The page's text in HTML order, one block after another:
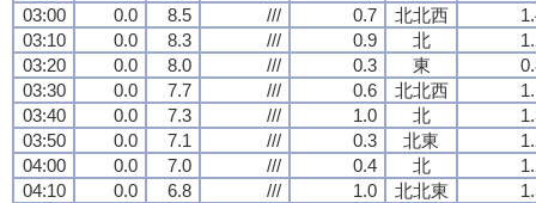
03:00
0.0 8.5 /// 0.7 北北西
03:10
0.0 8.3 /// 0.9 北
03:20
0.0 8.0 /// 0.3 東
03:30
0.0 7.7 /// 0.6 北北西
03:40
0.0 7.3 /// 1.0 北
03:50
0.0 7.1 /// 0.3 北東
04:00
0.0 7.0 /// 0.4 北
04:10
0.0 6.8 /// 1.0 北北東